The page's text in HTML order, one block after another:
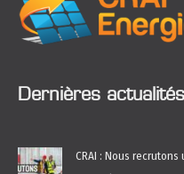
Dernières actualités
CRAI : Nous